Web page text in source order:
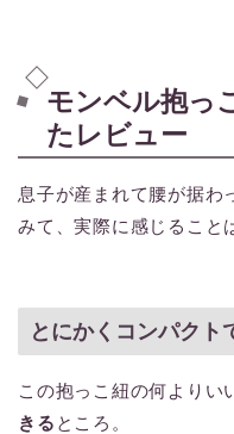
モンベル抱っ
たレビュー
息子が産まれて腰が据わ
みて、実際に感じること
とにかくコンパクト
この抱っこ紐の何よりい
きる ところ。